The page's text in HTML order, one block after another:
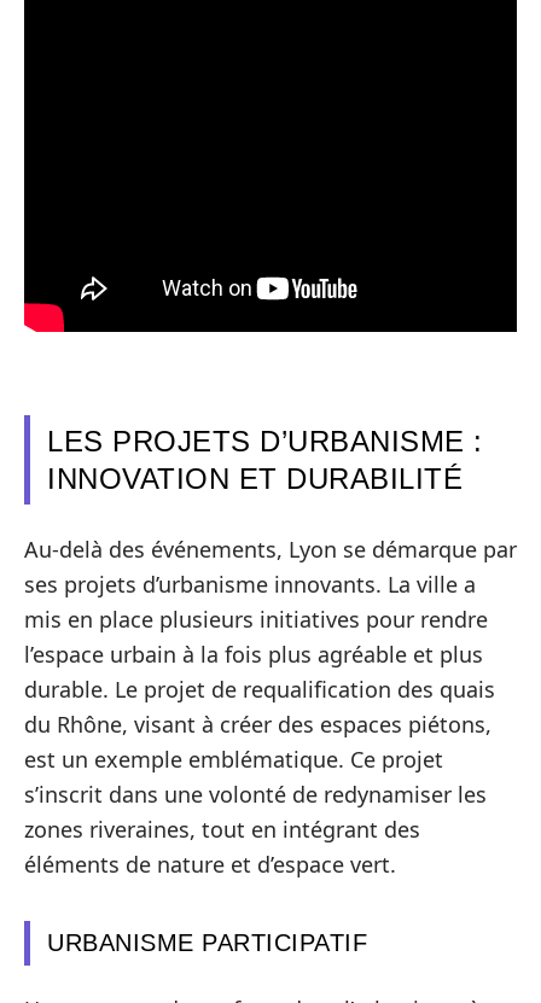
LES PROJETS D’URBANISME :
INNOVATION ET DURABILITÉ
Au-delà des événements, Lyon se démarque par
ses projets d’urbanisme innovants. La ville a
mis en place plusieurs initiatives pour rendre
l’espace urbain à la fois plus agréable et plus
durable. Le projet de requalification des quais
du Rhône, visant à créer des espaces piétons,
est un exemple emblématique. Ce projet
s’inscrit dans une volonté de redynamiser les
zones riveraines, tout en intégrant des
éléments de nature et d’espace vert.
URBANISME PARTICIPATIF